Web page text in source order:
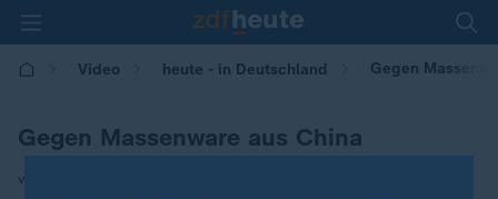
Video heute - in Deutschland Gegen
Gegen Massenware aus China
von Andreas Stamm